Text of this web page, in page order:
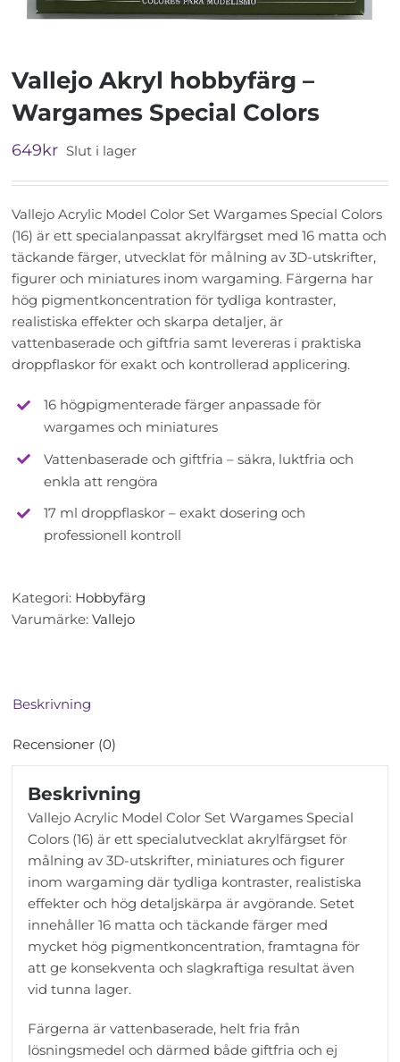
Vallejo Akryl hobbyfärg –
Wargames Special Colors
649kr Slut i lager
Vallejo Acrylic Model Color Set Wargames Special Colors
(16) är ett specialanpassat akrylfärgset med 16 matta och
täckande färger, utvecklat för målning av 3D-utskrifter,
figurer och miniatures inom wargaming. Färgerna har
hög pigmentkoncentration för tydliga kontraster,
realistiska effekter och skarpa detaljer, är
vattenbaserade och giftfria samt levereras i praktiska
droppflaskor för exakt och kontrollerad applicering.
16 högpigmenterade färger anpassade för
wargames och miniatures
Vattenbaserade och giftfria – säkra, luktfria och
enkla att rengöra
17 ml droppflaskor – exakt dosering och
professionell kontroll
Kategori: Hobbyfärg
Varumärke:Vallejo
Beskrivning
Recensioner (0)
Beskrivning
Vallejo Acrylic Model Color Set Wargames Special
Colors (16) är ett specialutvecklat akrylfärgset för
målning av 3D-utskrifter, miniatures och figurer
inom wargaming där tydliga kontraster, realistiska
effekter och hög detaljskärpa är avgörande. Setet
innehåller 16 matta och täckande färger med
mycket hög pigmentkoncentration, framtagna för
att ge konsekventa och slagkraftiga resultat även
vid tunna lager.
Färgerna är vattenbaserade, helt fria från
lösningsmedel och därmed både giftfria och ej